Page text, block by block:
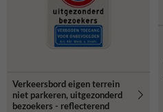
Verkeersbord eigen terrein
niet parkeren, uitgezonderd
bezoekers - reflecterend